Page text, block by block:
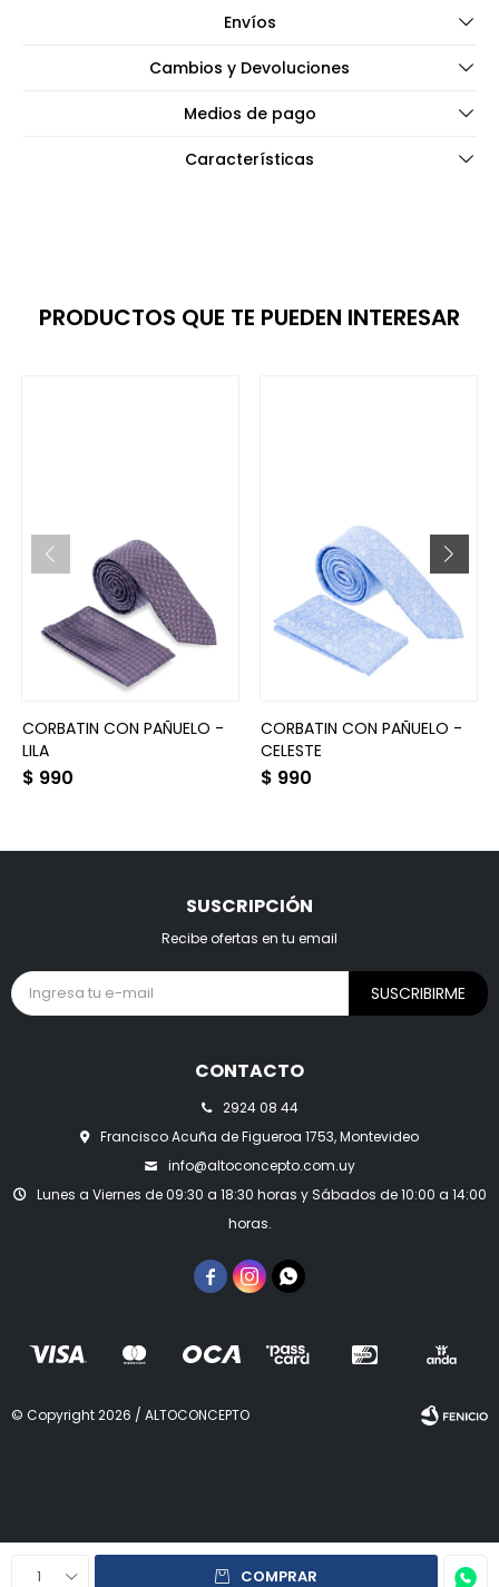
1 COMPRAR
Envíos
Cambios y Devoluciones
Medios de pago
Características
PRODUCTOS QUE TE PUEDEN INTERESAR
CORBATIN CON PAÑUELO -
LILA
$ 990
CORBATIN CON PAÑUELO -
CELESTE
$ 990
CONTACTO
2924 08 44
Francisco Acuña de Figueroa 1753, Montevideo
info@altoconcepto.com.uy
Lunes a Viernes de 09:30 a 18:30 horas y Sábados de 10:00 a 14:00
horas.
  
SUSCRIPCIÓN
Recibe ofertas en tu email
SUSCRIBIRME
© Copyright 2026 / ALTOCONCEPTO
Fenicio